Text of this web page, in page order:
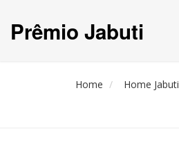
Prêmio Jabuti
Home Home Jabuti